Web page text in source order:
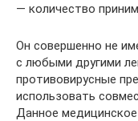
— количество
Он совершенно не
с любыми другими
противовирусные
использовать
Данное